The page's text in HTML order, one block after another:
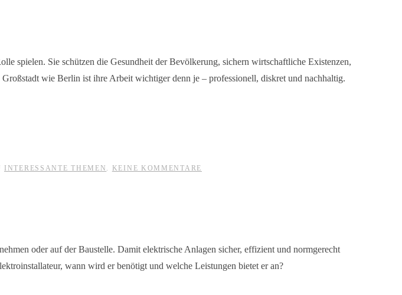
spielen. Sie schützen die Gesundheit der Bevölkerung, sichern wirtschaftliche Existenzen,
wie Berlin ist ihre Arbeit wichtiger denn je – professionell, diskret und nachhaltig.
INTERESSANTE THEMEN . KEINE KOMMENTARE
oder auf der Baustelle. Damit elektrische Anlagen sicher, effizient und normgerecht
wann wird er benötigt und welche Leistungen bietet er an?